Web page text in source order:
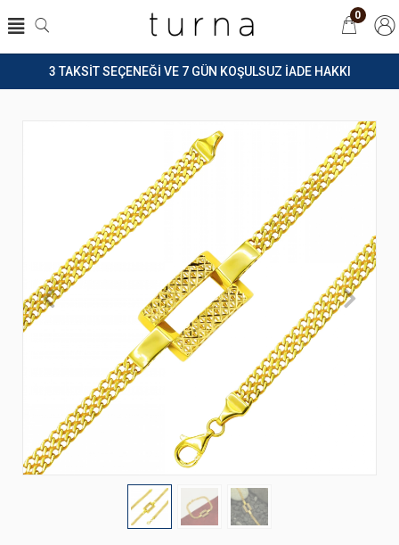
3 TAKSİT SEÇENEĞİ VE 7 GÜN KOŞULSUZ İADE HAKKI
0